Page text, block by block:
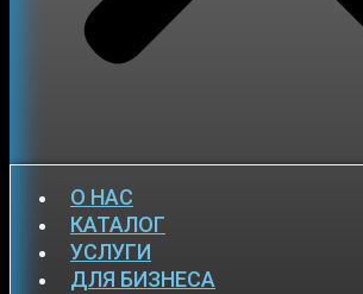
О НАС
КАТАЛОГ
УСЛУГИ
ДЛЯ БИЗНЕСА